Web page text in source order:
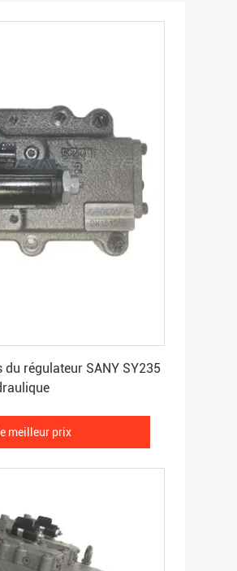
régulateur SANY SY235
meilleur prix